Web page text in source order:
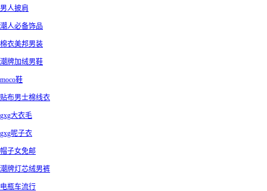
男人披肩
潮人必备饰品
棉衣美邦男装
潮牌加绒男鞋
moco鞋
贴布男士棉线衣
gxg大衣毛
gxg呢子衣
帽子女免邮
潮牌灯芯绒男裤
电瓶车流行